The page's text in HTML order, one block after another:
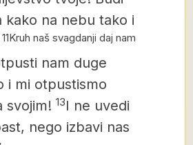
kako na nebu tako i
11Kruh naš svagdanji daj nam
nam duge
i mi otpustismo
svojim! 13I ne uvedi
nego izbavi nas